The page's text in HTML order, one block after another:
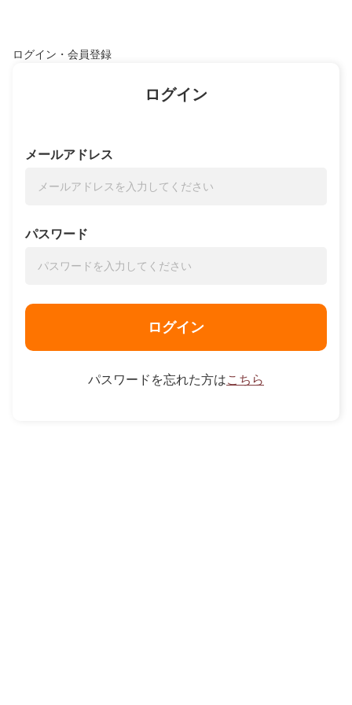
ログイン・会員登録
ログイン
メールアドレス
パスワード
ログイン
パスワードを忘れた方はこちら